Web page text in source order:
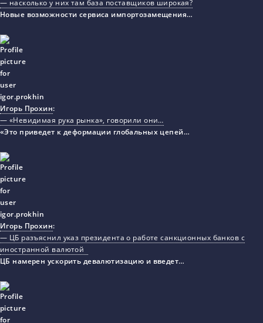
— насколько у них там база поставщиков широкая?
Новые возможности сервиса импортозамещения…
Игорь Прохин:
— «Невидимая рука рынка», говорили они…
«Это приведет к деформации глобальных цепей…
Игорь Прохин:
— ЦБ разъяснил указ президента о работе санкционных банков с
иностранной валютой
ЦБ намерен ускорить девалютизацию и введет…